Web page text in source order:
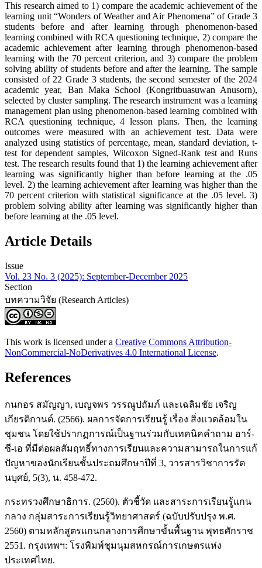
This research aimed to 1) compare the academic achievement of the
learning unit “Wonders of Weather and Air Phenomena” of Grade 3
students before and after learning through phenomenon-based
learning combined with RCA questioning technique, 2) compare the
academic achievement after learning through phenomenon-based
learning with the 70 percent criterion, and 3) compare the problem
solving ability of students before and after the learning. The sample
consisted of 22 Grade 3 students, the second semester of the 2024
academic year, Ban Maka School (Kongritbuasuwan Anusorn),
selected by cluster sampling. The research instrument was a learning
management plan using phenomenon-based learning combined with
RCA questioning technique, 4 lesson plans. Then, the learning
outcomes were measured with an achievement test. Data were
analyzed using statistics of percentage, mean, standard deviation, t-
test for dependent samples, Wilcoxon Signed-Rank test and Runs
test. The research results found that 1) the learning achievement after
learning was significantly higher than before learning at the .05
level. 2) the learning achievement after learning was higher than the
70 percent criterion with statistical significance at the .05 level. 3)
problem solving ability after learning was significantly higher than
before learning at the .05 level.
Article Details
Issue
Vol. 23 No. 3 (2025): September-December 2025
Section
บทความวิจัย (Research Articles)
This work is licensed under a Creative Commons Attribution-
NonCommercial-NoDerivatives 4.0 International License.
References
กนกอร สมัญญา, เบญจพร วรรณูปถัมภ์ และเฉลิมชัย เจริญ
เกียรติกานต์. (2566). ผลการจัดการเรียนรู้ เรื่อง สิ่งแวดล้อมใน
ชุมชน โดยใช้ปรากฏการณ์เป็นฐานร่วมกับเทคนิคคําถาม อาร์-
ซี-เอ ที่มีต่อผลสัมฤทธิ์ทางการเรียนและความสามารถในการแก้
ปัญหาของนักเรียนชั้นประถมศึกษาปีที่ 3, วารสารวิชาการรัต
นบุศย์, 5(3), น. 458-472.
กระทรวงศึกษาธิการ. (2560). ตัวชี้วัด และสาระการเรียนรู้แกน
กลาง กลุ่มสาระการเรียนรู้วิทยาศาสตร์ (ฉบับปรับปรุง พ.ศ.
2560) ตามหลักสูตรแกนกลางการศึกษาขั้นพื้นฐาน พุทธศักราช
2551. กรุงเทพฯ: โรงพิมพ์ชุมนุมสหกรณ์การเกษตรแห่ง
ประเทศไทย.